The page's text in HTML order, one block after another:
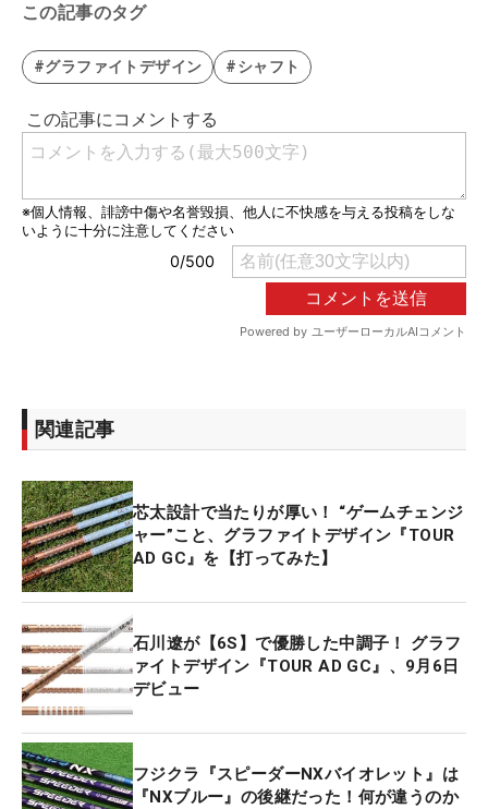
この記事のタグ
#グラファイトデザイン #シャフト
関連記事
芯太設計で当たりが厚い！ “ゲームチェンジ
ャー”こと、グラファイトデザイン『TOUR
AD GC』を【打ってみた】
石川遼が【6S】で優勝した中調子！ グラフ
ァイトデザイン『TOUR AD GC』、9月6日
デビュー
フジクラ『スピーダーNXバイオレット』は
『NXブルー』の後継だった！何が違うのか